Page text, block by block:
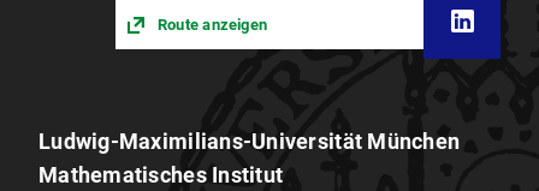
Route anzeigen
Ludwig-Maximilians-Universität München
Mathematisches Institut